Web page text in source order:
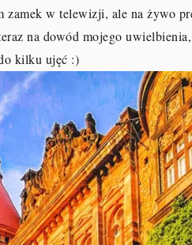
zamek w telewizji, ale na żywo
na dowód mojego
kilku ujęć :)